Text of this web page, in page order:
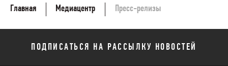
Главная Медиацентр Пресс-релизы
ПОДПИСАТЬСЯ НА РАССЫЛКУ НОВОСТЕЙ